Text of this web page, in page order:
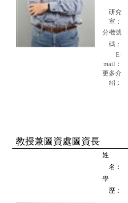
研究
室：
分機號
碼：
E-
mail ：
更多介
紹：
教授兼圖資處圖資長
姓
名：
學
歷：